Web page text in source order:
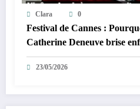
Clara 0
Festival de Cannes :
Catherine Deneuve brise
Croisette
23/05/2026